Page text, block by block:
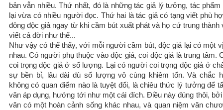
bản vẫn nhiều. Thứ nhất, đó là những tác giả lý tưởng, tác
lại vừa có nhiều người đọc. Thứ hai là tác giả có tạng viết phù
đông độc giả ngay từ khi cầm bút xuất phát và họ cứ trung thành
viết cả đời như thế...
Như vậy có thể thấy, với mỗi người cầm bút, độc giả lại có một
nhau. Có người phụ thuộc vào độc giả, coi độc giả là trung tâm.
coi trọng độc giả ở số lượng. Lại có người coi trọng độc giả ở
sự bền bỉ, lâu dài dù số lượng vô cùng khiêm tốn. Và chắc
không có quan điểm nào là tuyệt đối, là chiêu thức lý tưởng để
văn áp dụng, hướng tới như một cái đích. Điều này đúng thôi,
văn có một hoàn cảnh sống khác nhau, và quan niệm văn